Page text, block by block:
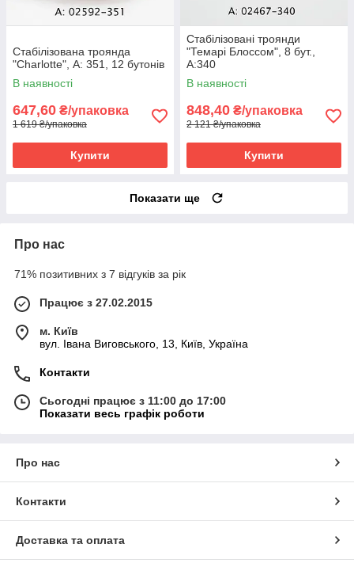
Стабілізована троянда
"Charlotte", А: 351, 12 бутонів
В наявності
647,60 ₴/упаковка
1 619 ₴/упаковка
Купити
Стабілізовані троянди
"Темарі Блоссом", 8 бут.,
А:340
В наявності
848,40 ₴/упаковка
2 121 ₴/упаковка
Купити
Показати ще
Про нас
71% позитивних з 7 відгуків за рік
Працює з 27.02.2015
м. Київ
вул. Івана Виговського, 13, Київ, Україна
Контакти
Сьогодні працює з 11:00 до 17:00
Показати весь графік роботи
Про нас
Контакти
Доставка та оплата